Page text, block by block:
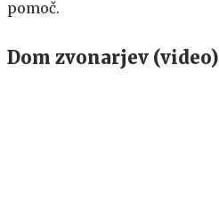
pomoč.
Dom zvonarjev (video)